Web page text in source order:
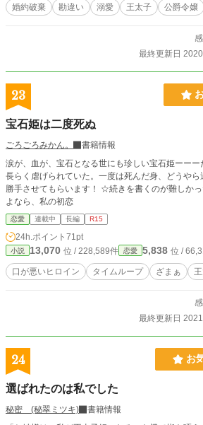
婚約破棄 勘違い 溺愛 王太子 公爵令嬢
最終更新日
23
宝石姫は二度死ぬ
ごろごろみかん。
書籍情報
涙が、血が、宝石となる世にも珍しい宝石姫ーー
長らく虐げられていた。一度は死んだ身、どうや
勝手させてもらいます！ ☆続きを書くのが難しかったので書き直しました→さ
よなら、私の初恋
恋愛 連載中 長編 R15
24h.ポイント 71pt
小説 13,070 位 / 228,589件 恋愛 5,838 位 /
口が悪いヒロイン タイムループ ざまぁ
最終更新日
24 お
選ばれたのは私でした
秘密 (秘翠ミツキ)
書籍情報